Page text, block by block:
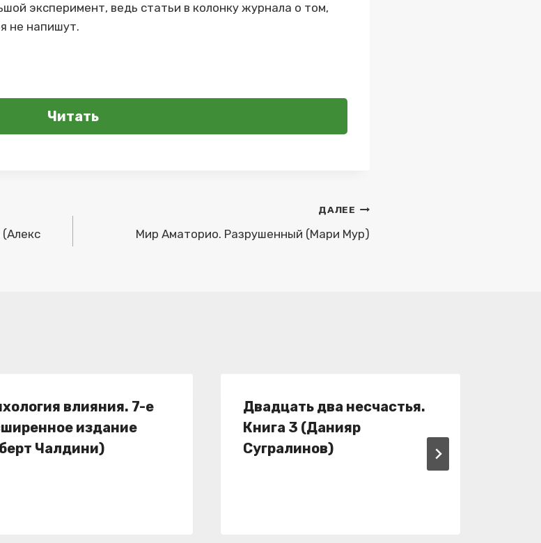
эксперимент, ведь статьи в колонку журнала о том,
не напишут.
Читать
(Алекс
ДАЛЕЕ
Мир Аматорио. Разрушенный (Мари Мур)
влияния. 7-е
издание
Чалдини)
Двадцать два несчастья.
Книга 3 (Данияр
Сугралинов)